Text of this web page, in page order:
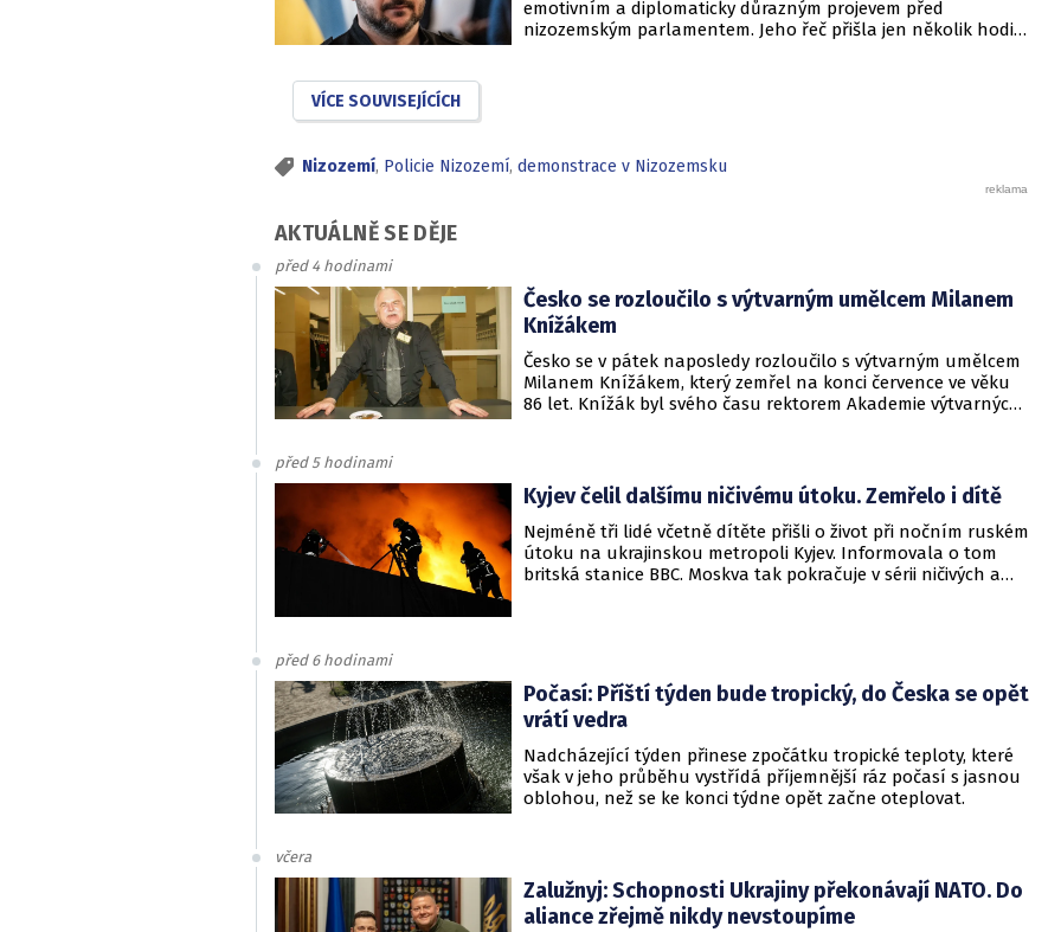
emotivním a diplomaticky důrazným projevem před
nizozemským parlamentem. Jeho řeč přišla jen několik hodin
VÍCE SOUVISEJÍCÍCH
Nizozemí, Policie Nizozemí, demonstrace v Nizozemsku
AKTUÁLNĚ SE DĚJE
před 4 hodinami
Česko se rozloučilo s výtvarným umělcem Milanem
Knížákem
Česko se v pátek naposledy rozloučilo s výtvarným umělcem
Milanem Knížákem, který zemřel na konci července ve věku
86 let. Knížák byl svého času rektorem Akademie výtvarných
před 5 hodinami
Kyjev čelil dalšímu ničivému útoku. Zemřelo i dítě
Nejméně tři lidé včetně dítěte přišli o život při nočním ruském
útoku na ukrajinskou metropoli Kyjev. Informovala o tom
britská stanice BBC. Moskva tak pokračuje v sérii ničivých a
před 6 hodinami
Počasí: Příští týden bude tropický, do Česka se opět
vrátí vedra
Nadcházející týden přinese zpočátku tropické teploty, které
však v jeho průběhu vystřídá příjemnější ráz počasí s jasnou
oblohou, než se ke konci týdne opět začne oteplovat.
včera
Zalužnyj: Schopnosti Ukrajiny překonávají NATO. Do
aliance zřejmě nikdy nevstoupíme